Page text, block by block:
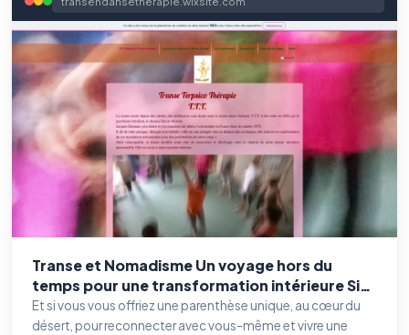
Transe et Nomadisme Un voyage hors du
temps pour une transformation intérieure Site
ami :https://lying.fr
Et si vous vous offriez une parenthèse unique, au cœur du
désert, pour reconnecter avec vous-même et vivre une